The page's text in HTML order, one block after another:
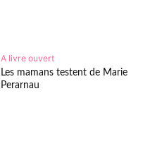
A livre ouvert
Les mamans testent de Marie
Perarnau